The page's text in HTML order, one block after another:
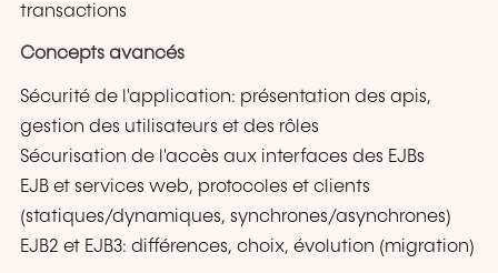
transactions
Concepts avancés
Sécurité de l'application: présentation des apis,
gestion des utilisateurs et des rôles
Sécurisation de l'accès aux interfaces des EJBs
EJB et services web, protocoles et clients
(statiques/dynamiques, synchrones/asynchrones)
EJB2 et EJB3: différences, choix, évolution (migration)